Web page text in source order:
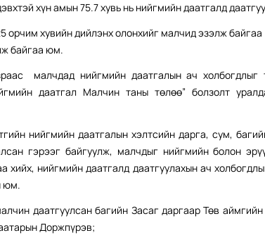
хүн амын 75.7 хувь нь нийгмийн даатгалд
орчим хувийн дийлэнх олонхийг малчид эзэлж
байгаа юм.
малчдад нийгмийн даатгалын ач холбогдлыг
даатгал Малчин таны төлөө” болзолт
нийгмийн даатгалын хэлтсийн дарга, сум,
гэрээг байгуулж, малчдыг нийгмийн болон
хийх, нийгмийн даатгалд даатгуулахын ач
юм.
даатгуулсан багийн Засаг даргаар Төв
Доржпүрэв;